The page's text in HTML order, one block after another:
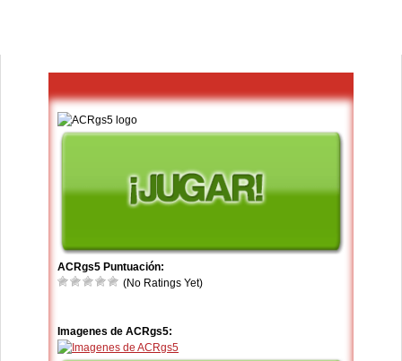
ACRgs5 Puntuación:
(No Ratings Yet)
Imagenes de ACRgs5: